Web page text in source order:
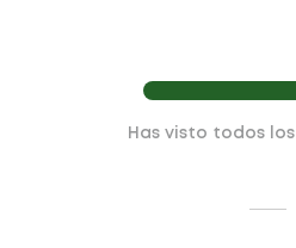
Has visto todos los